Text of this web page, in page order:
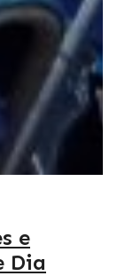
e
Dia